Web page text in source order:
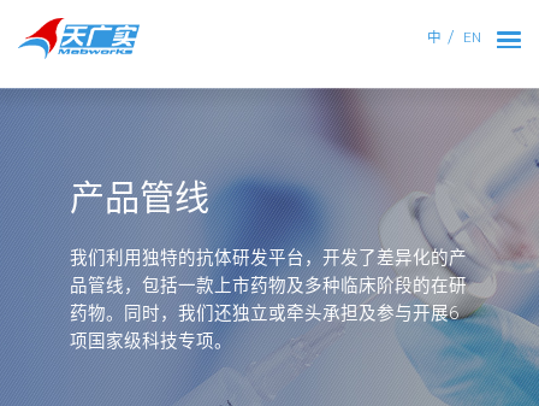
中 EN
产品管线
我们利用独特的抗体研发平台，开发了差异化的产
品管线，包括一款上市药物及多种临床阶段的在研
药物。同时，我们还独立或牵头承担及参与开展6
项国家级科技专项。